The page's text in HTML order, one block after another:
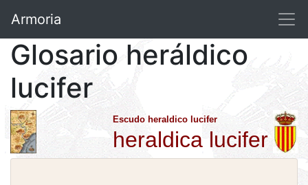
Armoria
Glosario heráldico
lucifer
Escudo heraldico lucifer
heraldica lucifer